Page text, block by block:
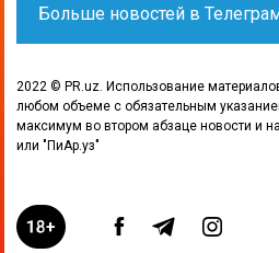
Больше новостей в
2022 © PR.uz. Использование
любом объеме с обязательным
максимум во втором абзаце новости и
или "ПиАр.уз"